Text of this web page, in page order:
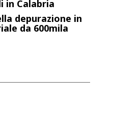
in Calabria
depurazione in
da 600mila